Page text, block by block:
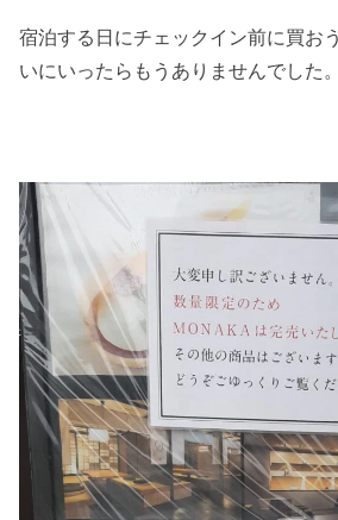
宿泊する日にチェックイン前に買お
いにいったらもうありませんでした。